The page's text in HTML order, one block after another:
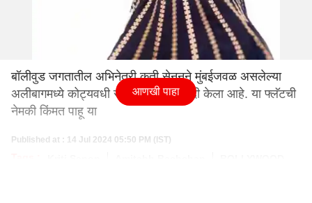
बॉलीवुड जगतातील अभिनेत्री कृती सेननने मुंबईजवळ असलेल्या
अलीबागमध्ये कोट्यवधी रुपयांचा फ्लॅट खरेदी केला आहे. या फ्लॅटची
नेमकी किंमत पाहू या
Published at : 14 Jul 2024 05:50 PM (IST)
आणखी पाहा